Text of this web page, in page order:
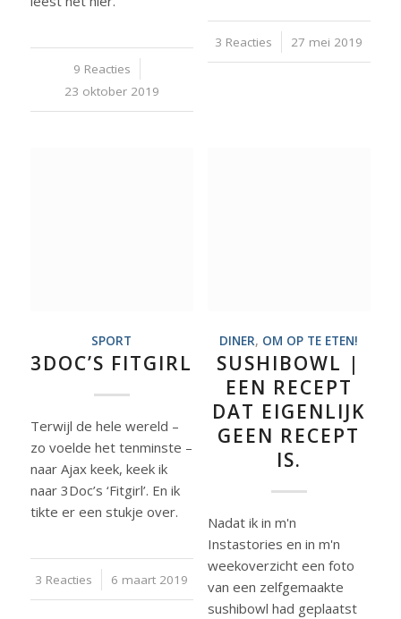
9 Reacties
/
23 oktober 2019
3 Reacties
/ 27 mei 2019
SPORT
3DOC’S FITGIRL
Terwijl de hele wereld –
zo voelde het tenminste –
naar Ajax keek, keek ik
naar 3Doc’s ‘Fitgirl’. En ik
tikte er een stukje over.
3 Reacties
/ 6 maart 2019
DINER, OM OP TE ETEN!
SUSHIBOWL |
EEN RECEPT
DAT EIGENLIJK
GEEN RECEPT
IS.
Nadat ik in m'n
Instastories en in m'n
weekoverzicht een foto
van een zelfgemaakte
sushibowl had geplaatst